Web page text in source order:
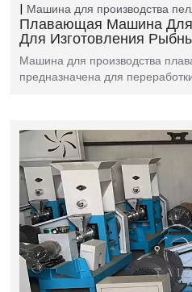
Машина для производства
Плавающая Машина
Для Изготовления
Машина для производства
предназначена для